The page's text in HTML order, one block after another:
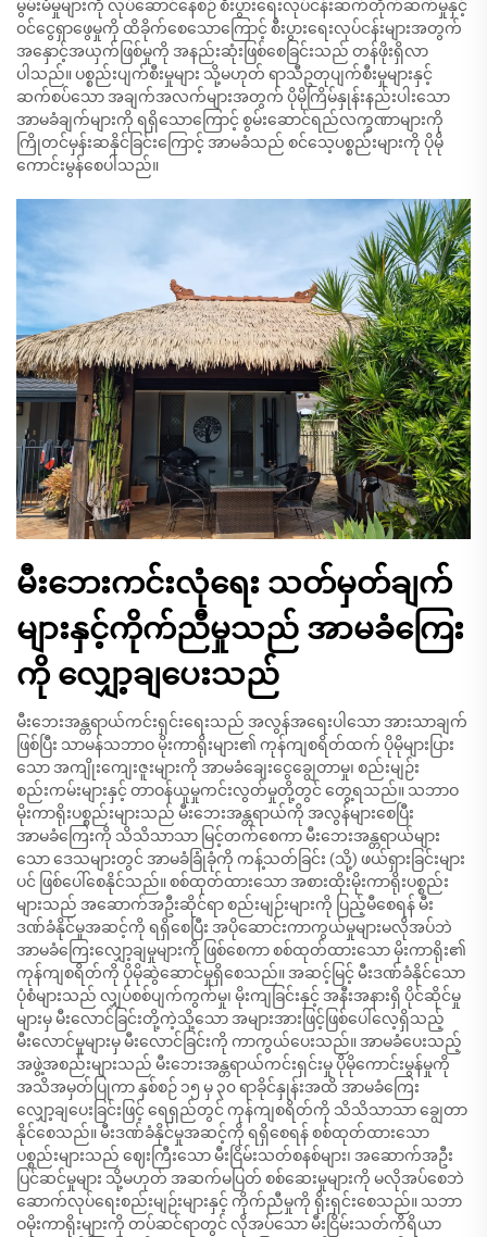
မွမ်းမံမှုများကို လုပ်ဆောင်နေစဉ် စီးပွားရေးလုပ်ငန်းဆက်တိုက်ဆက်မှုနှင့်
ဝင်ငွေရှာဖွေမှုကို ထိခိုက်စေသောကြောင့် စီးပွားရေးလုပ်ငန်းများအတွက်
အနှောင့်အယှက်ဖြစ်မှုကို အနည်းဆုံးဖြစ်စေခြင်းသည် တန်ဖိုးရှိလာ
ပါသည်။ ပစ္စည်းပျက်စီးမှုများ သို့မဟုတ် ရာသီဥတုပျက်စီးမှုများနှင့်
ဆက်စပ်သော အချက်အလက်များအတွက် ပိုမိုကြိမ်နှုန်းနည်းပါးသော
အာမခံချက်များကို ရရှိသောကြောင့် စွမ်းဆောင်ရည်လက္ခဏာများကို
ကြိုတင်မှန်းဆနိုင်ခြင်းကြောင့် အာမခံသည် စင်သေ့ပစ္စည်းများကို ပိုမို
ကောင်းမွန်စေပါသည်။
မီးဘေးကင်းလုံရေး သတ်မှတ်ချက်
များနှင့်ကိုက်ညီမှုသည် အာမခံကြေး
ကို လျှော့ချပေးသည်
မီးဘေးအန္တရာယ်ကင်းရှင်းရေးသည် အလွန်အရေးပါသော အားသာချက်
ဖြစ်ပြီး သာမန်သဘာဝ မိုးကာရိုးများ၏ ကုန်ကျစရိတ်ထက် ပိုမိုများပြား
သော အကျိုးကျေးဇူးများကို အာမခံချေးငွေချွေတာမှု၊ စည်းမျဉ်း
စည်းကမ်းများနှင့် တာဝန်ယူမှုကင်းလွတ်မှုတို့တွင် တွေ့ရသည်။ သဘာဝ
မိုးကာရိုးပစ္စည်းများသည် မီးဘေးအန္တရာယ်ကို အလွန်များစေပြီး
အာမခံကြေးကို သိသိသာသာ မြင့်တက်စေကာ မီးဘေးအန္တရာယ်များ
သော ဒေသများတွင် အာမခံခြုံခုံကို ကန့်သတ်ခြင်း (သို့) ဖယ်ရှားခြင်းများ
ပင် ဖြစ်ပေါ်စေနိုင်သည်။ စစ်ထုတ်ထားသော အစားထိုးမိုးကာရိုးပစ္စည်း
များသည် အဆောက်အဦးဆိုင်ရာ စည်းမျဉ်းများကို ပြည့်မီစေရန် မီး
ဒဏ်ခံနိုင်မှုအဆင့်ကို ရရှိစေပြီး အပိုဆောင်းကာကွယ်မှုများမလိုအပ်ဘဲ
အာမခံကြေးလျှော့ချမှုများကို ဖြစ်စေကာ စစ်ထုတ်ထားသော မိုးကာရိုး၏
ကုန်ကျစရိတ်ကို ပိုမိုဆွဲဆောင်မှုရှိစေသည်။ အဆင့်မြင့် မီးဒဏ်ခံနိုင်သော
ပုံစံများသည် လျှပ်စစ်ပျက်ကွက်မှု၊ မိုးကျခြင်းနှင့် အနီးအနားရှိ ပိုင်ဆိုင်မှု
များမှ မီးလောင်ခြင်းတို့ကဲ့သို့သော အများအားဖြင့်ဖြစ်ပေါ်လေ့ရှိသည့်
မီးလောင်မှုများမှ မီးလောင်ခြင်းကို ကာကွယ်ပေးသည်။ အာမခံပေးသည့်
အဖွဲ့အစည်းများသည် မီးဘေးအန္တရာယ်ကင်းရှင်းမှု ပိုမိုကောင်းမွန်မှုကို
အသိအမှတ်ပြုကာ နှစ်စဉ် ၁၅ မှ ၃၀ ရာခိုင်နှုန်းအထိ အာမခံကြေး
လျှော့ချပေးခြင်းဖြင့် ရေရှည်တွင် ကုန်ကျစရိတ်ကို သိသိသာသာ ချွေတာ
နိုင်စေသည်။ မီးဒဏ်ခံနိုင်မှုအဆင့်ကို ရရှိစေရန် စစ်ထုတ်ထားသော
ပစ္စည်းများသည် ဈေးကြီးသော မီးငြိမ်းသတ်စနစ်များ၊ အဆောက်အဦး
ပြင်ဆင်မှုများ သို့မဟုတ် အဆက်မပြတ် စစ်ဆေးမှုများကို မလိုအပ်စေဘဲ
ဆောက်လုပ်ရေးစည်းမျဉ်းများနှင့် ကိုက်ညီမှုကို ရိုးရှင်းစေသည်။ သဘာ
ဝမိုးကာရိုးများကို တပ်ဆင်ရာတွင် လိုအပ်သော မီးငြိမ်းသတ်ကိရိယာ